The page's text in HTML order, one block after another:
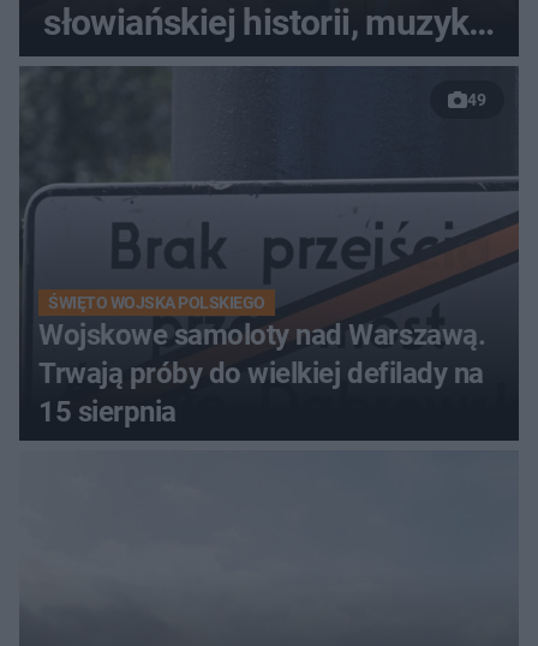
słowiańskiej historii, muzyki i
relaksu nad Jeziorem
49
ŚWIĘTO WOJSKA POLSKIEGO
Wojskowe samoloty nad Warszawą.
Trwają próby do wielkiej defilady na
15 sierpnia